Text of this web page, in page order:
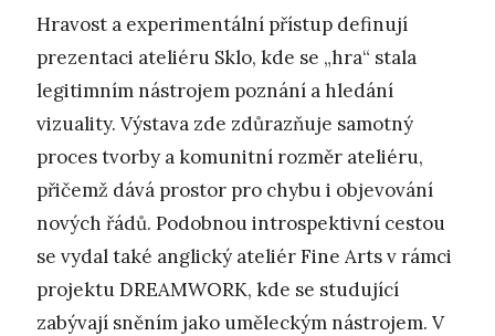
Hravost a experimentální přístup definují
prezentaci ateliéru Sklo, kde se „hra“ stala
legitimním nástrojem poznání a hledání
vizuality. Výstava zde zdůrazňuje samotný
proces tvorby a komunitní rozměr ateliéru,
přičemž dává prostor pro chybu i objevování
nových řádů. Podobnou introspektivní cestou
se vydal také anglický ateliér Fine Arts v rámci
projektu DREAMWORK, kde se studující
zabývají sněním jako uměleckým nástrojem. V